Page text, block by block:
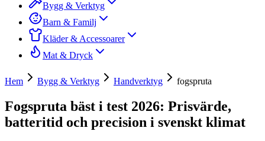
Bygg & Verktyg
Barn & Familj
Kläder & Accessoarer
Mat & Dryck
Hem Bygg & Verktyg Handverktyg fogspruta
Fogspruta bäst i test 2026: Prisvärde,
batteritid och precision i svenskt klimat